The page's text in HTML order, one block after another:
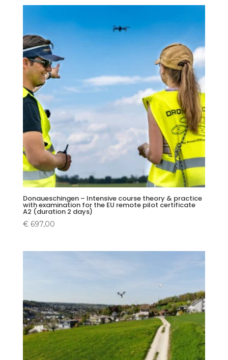
Donaueschingen – Intensive course theory & practice
with examination for the EU remote pilot certificate
A2 (duration 2 days)
€697,00